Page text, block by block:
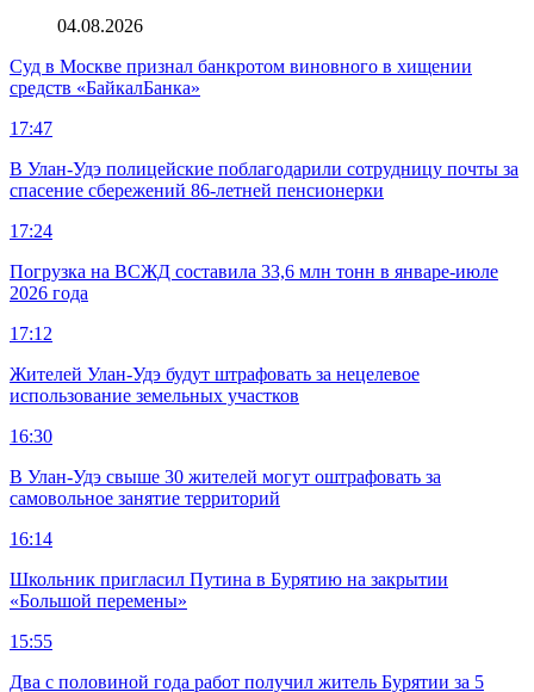
04.08.2026
Суд в Москве признал банкротом виновного в хищении
средств «БайкалБанка»
17:47
В Улан-Удэ полицейские поблагодарили сотрудницу почты за
спасение сбережений 86-летней пенсионерки
17:24
Погрузка на ВСЖД составила 33,6 млн тонн в январе-июле
2026 года
17:12
Жителей Улан-Удэ будут штрафовать за нецелевое
использование земельных участков
16:30
В Улан-Удэ свыше 30 жителей могут оштрафовать за
самовольное занятие территорий
16:14
Школьник пригласил Путина в Бурятию на закрытии
«Большой перемены»
15:55
Два с половиной года работ получил житель Бурятии за 5